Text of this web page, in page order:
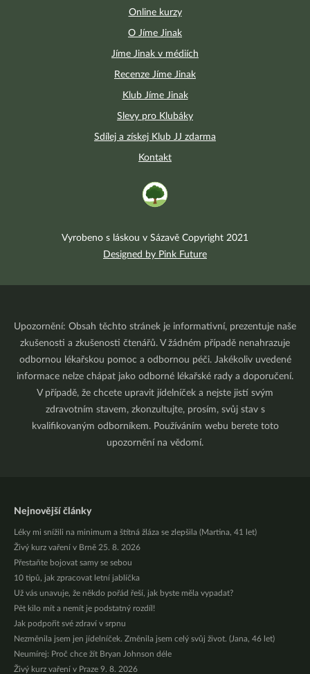
Online kurzy
O Jíme Jinak
Jíme Jinak v médiích
Recenze Jíme Jinak
Klub Jíme Jinak
Slevy pro Klubáky
Sdílej a získej Klub JJ zdarma
Kontakt
Vyrobeno s láskou v Sázavě Copyright 2021
Designed by Pink Future
Upozornění: Obsah těchto stránek je informativní, prezentuje naše
zkušenosti a zkušenosti čtenářů. V žádném případě nenahrazuje
odbornou lékařskou pomoc a odbornou péči. Jakékoliv uvedené
informace nelze chápat jako odborné lékařské rady a doporučení.
V případě, že chcete upravit jídelníček a nejste jistí svým
zdravotním stavem, zkonzultujte, prosím, svůj stav s
kvalifikovaným odborníkem. Používáním webu berete toto
upozornění na vědomí.
Nejnovější články
Léky mi snížili na minimum a štítná žláza se zlepšila (Martina, 41 let)
Živý kurz vaření v Brně 25. 8. 2026
Přestaňte bojovat samy se sebou
10 tipů, jak zpracovat letní jablíčka
Už vás unavuje, že někdo pořád řeší, jak byste měla vypadat?
Pět kilo mít a nemít je podstatný rozdíl!
Jak podpořit své zdraví v srpnu
Nezměnila jsem jen jídelníček. Změnila jsem celý svůj život. (Jana, 46 let)
Neumírej: Proč chce žít Bryan Johnson déle
Živý kurz vaření v Praze 9. 8. 2026